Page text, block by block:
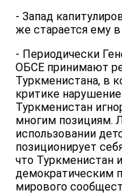
- Запад
же старается ему
- Периодически
ОБСЕ принимают
Туркменистана, в
критике
Туркменистан
многим позициям.
использовании
позиционирует
что Туркменистан
демократическим
мирового